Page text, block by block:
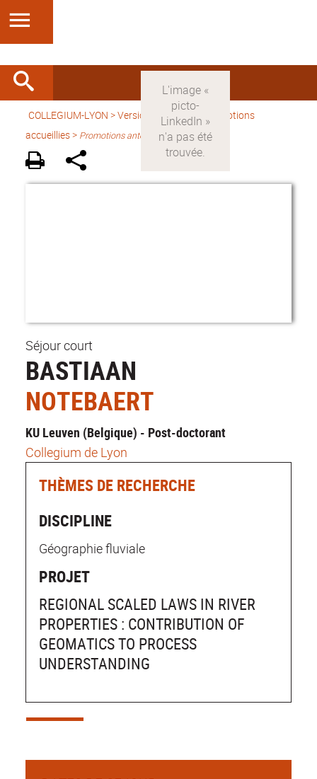
COLLEGIUM-LYON >Version française> Promotions
accueillies > Promotions antérieures
Séjour court
BASTIAAN
NOTEBAERT
KU Leuven (Belgique) - Post-doctorant
Collegium de Lyon
THÈMES DE RECHERCHE
DISCIPLINE
Géographie fluviale
PROJET
REGIONAL SCALED LAWS IN RIVER
PROPERTIES : CONTRIBUTION OF
GEOMATICS TO PROCESS
UNDERSTANDING